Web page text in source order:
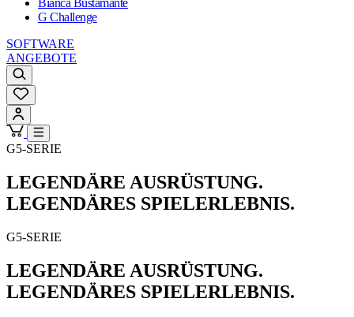
Bianca Bustamante
G Challenge
SOFTWARE
ANGEBOTE
G5-SERIE
LEGENDÄRE AUSRÜSTUNG.
LEGENDÄRES SPIELERLEBNIS.
G5-SERIE
LEGENDÄRE AUSRÜSTUNG.
LEGENDÄRES SPIELERLEBNIS.